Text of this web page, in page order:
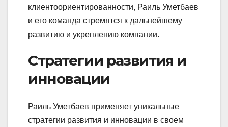
клиентоориентированности, Раиль Уметбаев
и его команда стремятся к дальнейшему
развитию и укреплению компании.
Стратегии развития и
инновации
Раиль Уметбаев применяет уникальные
стратегии развития и инновации в своем